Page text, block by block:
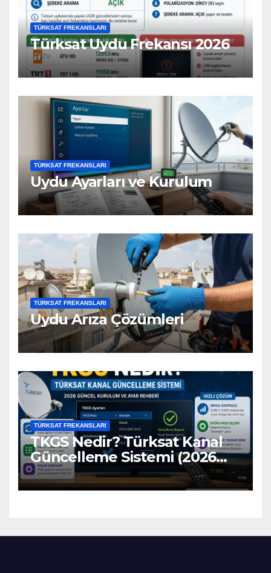
TÜRKSAT FREKANSLARI
Türksat Uydu Frekansı 2026
TÜRKSAT FREKANSLARI
Uydu Ayarları ve Kurulum
TÜRKSAT FREKANSLARI
Uydu Arıza Çözümleri
TÜRKSAT FREKANSLARI
TKGS Nedir? Türksat Kanal
Güncelleme Sistemi (2026
Ayarları)